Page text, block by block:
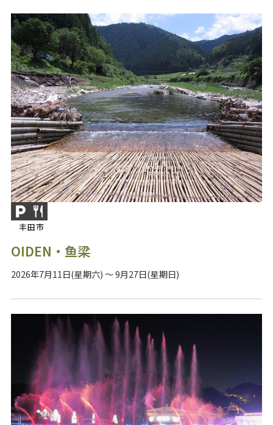
丰田市
OIDEN・鱼梁
2026年7月11日(星期六) ～ 9月27日(星期日)